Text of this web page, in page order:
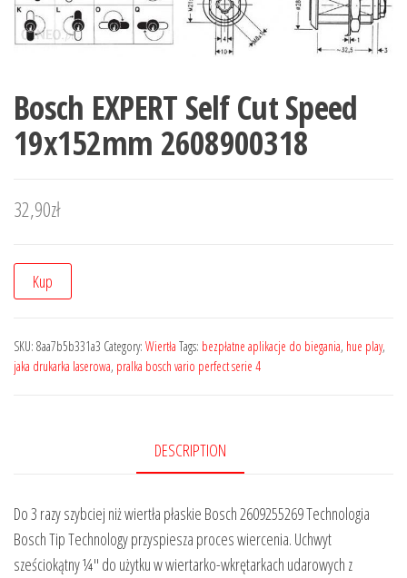
Bosch EXPERT Self Cut Speed
19x152mm 2608900318
32,90zł
Kup
SKU: 8aa7b5b331a3 Category: Wiertła Tags: bezpłatne aplikacje do biegania, hue play,
jaka drukarka laserowa, pralka bosch vario perfect serie 4
DESCRIPTION
Do 3 razy szybciej niż wiertła płaskie Bosch 2609255269 Technologia
Bosch Tip Technology przyspiesza proces wiercenia. Uchwyt
sześciokątny ¼″ do użytku w wiertarko-wkrętarkach udarowych z